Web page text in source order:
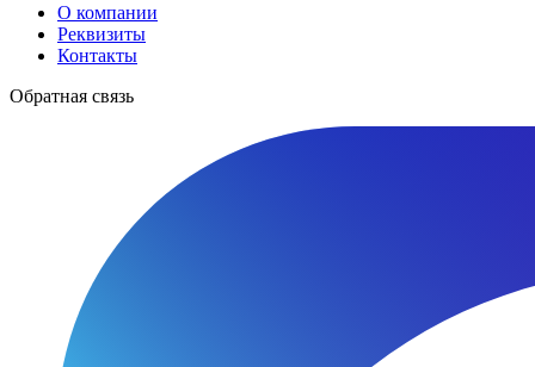
О компании
Реквизиты
Контакты
Обратная связь